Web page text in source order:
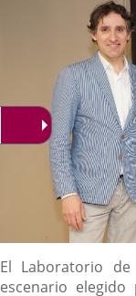
Descripción
El Laboratorio
escenario elegido